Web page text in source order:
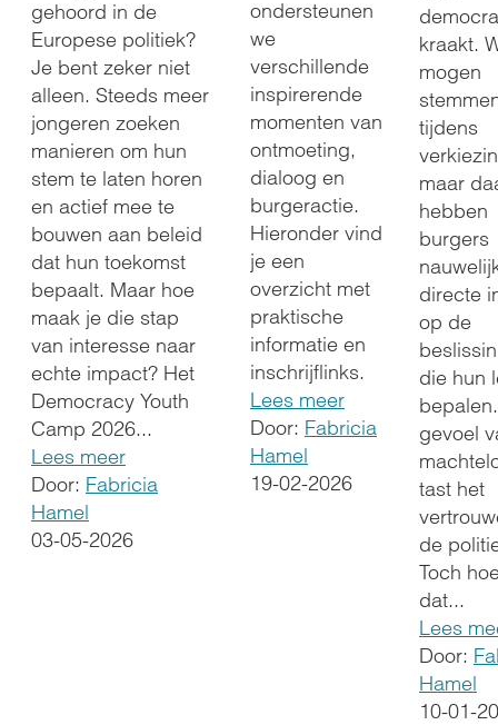
gehoord in de
Europese politiek?
Je bent zeker niet
alleen. Steeds meer
jongeren zoeken
manieren om hun
stem te laten horen
en actief mee te
bouwen aan beleid
dat hun toekomst
bepaalt. Maar hoe
maak je die stap
van interesse naar
echte impact? Het
Democracy Youth
Camp 2026...
Lees meer
Door: Fabricia
Hamel
03-05-2026
ondersteunen
we
verschillende
inspirerende
momenten van
ontmoeting,
dialoog en
burgeractie.
Hieronder vind
je een
overzicht met
praktische
informatie en
inschrijflinks.
Lees meer
Door: Fabricia
Hamel
19-02-2026
kraakt.
mogen
tijdens
maar
hebben
burgers
directe
op de
die hun
gevoel
tast het
de
Toch
dat...
Lees
Door:
Hamel
10-01-